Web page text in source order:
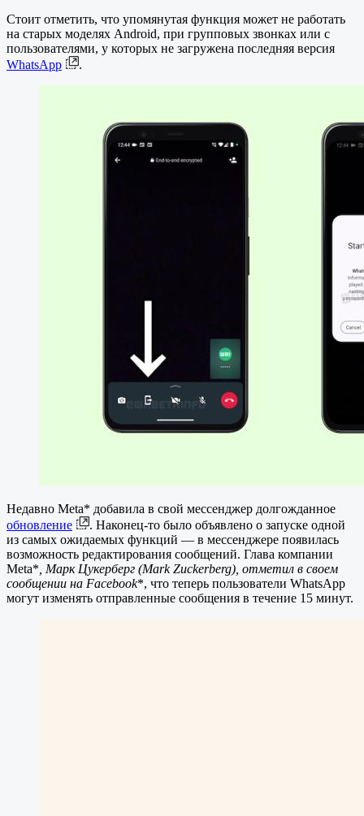
Стоит отметить, что упомянутая функция может не работать
на старых моделях Android, при групповых звонках или с
пользователями, у которых не загружена последняя версия
WhatsApp
.
Недавно Meta* добавила в свой мессенджер долгожданное
обновление
. Наконец-то было объявлено о запуске одной
из самых ожидаемых функций — в мессенджере появилась
возможность редактирования сообщений. Глава компании
Meta* , Марк Цукерберг (Mark Zuckerberg), отметил в своем
сообщении на Facebook*, что теперь пользователи WhatsApp
могут изменять отправленные сообщения в течение 15 минут.